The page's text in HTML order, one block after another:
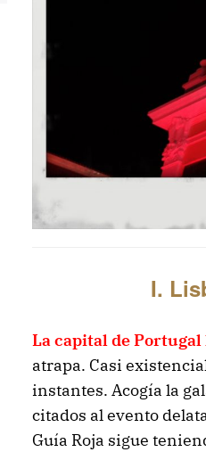
I.
La capital de
atrapa. Casi
instantes. Acogía la
citados al evento
Guía Roja sigue